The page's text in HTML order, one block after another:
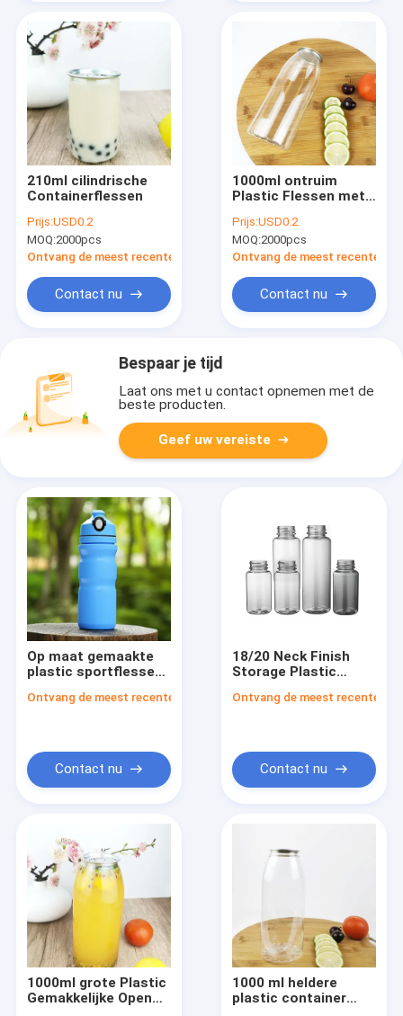
210ml cilindrische
Containerflessen
Prijs:USD0.2
MOQ:2000pcs
Ontvang de meest recente Prijs
Contact nu
1000ml ontruim
Plastic Flessen met
Droge Vruchten van
de Trekkrachtdekking
Stroop van
Prijs:USD0.2
MOQ:2000pcs
Ontvang de meest recente
Contact nu
Bespaar je tijd
Laat ons met u contact opnemen met de
beste producten.
Geef uw vereiste
Op maat gemaakte
plastic sportflessen
trekken deksel en
Ontvang de meest recente Prijs
Contact nu
18/20 Neck Finish
Storage Plastic
voedselkwaliteit voor
Ontvang de meest recente
Contact nu
1000ml grote Plastic
Gemakkelijke Open
1000 ml heldere
plastic container